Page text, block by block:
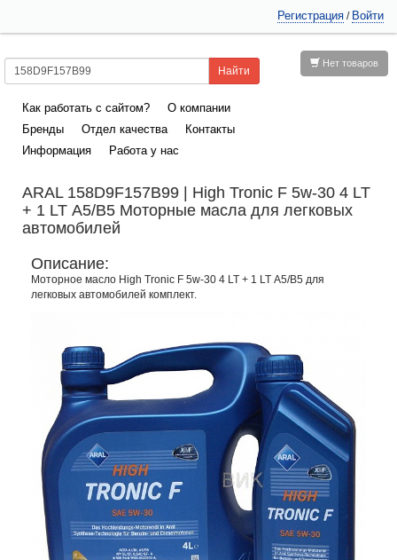
Регистрация / Войти
Нет товаров
Как работать с сайтом?
О компании
Бренды
Отдел качества
Контакты
Информация
Работа у нас
ARAL 158D9F157B99 | High Tronic F 5w-30 4 LT
+ 1 LT А5/B5 Моторные масла для легковых
автомобилей
Описание:
Моторное масло High Tronic F 5w-30 4 LT + 1 LT А5/B5 для
легковых автомобилей комплект.